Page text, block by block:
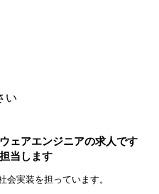
い
ェアエンジニアの求人です
当します
実装を担っています。